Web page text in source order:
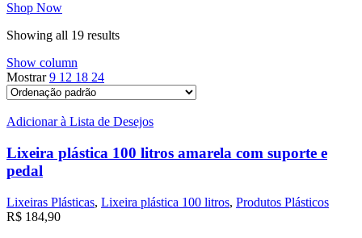
Shop Now
Showing all 19 results
Show column
Mostrar9 12 18 24
Adicionar à Lista de Desejos
Lixeira plástica 100 litros amarela com suporte e
pedal
Lixeiras Plásticas, Lixeira plástica 100 litros, Produtos Plásticos
R$ 184,90